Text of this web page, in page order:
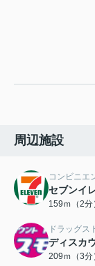
周辺施設
コンビニエ
セブンイ
159ｍ（2分
ドラッグス
ディスカ
209ｍ（3分